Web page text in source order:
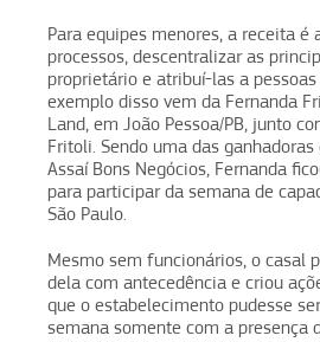
Para equipes menores, a receita é
processos, descentralizar as
proprietário e atribuí-las a
exemplo disso vem da Fernanda
Land, em João Pessoa/PB, junto
Fritoli. Sendo uma das
Assaí Bons Negócios, Fernanda
para participar da semana de
São Paulo.
Mesmo sem funcionários, o casal
dela com antecedência e criou
que o estabelecimento pudesse
semana somente com a presença